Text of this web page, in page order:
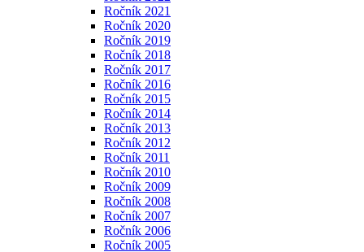
Ročník 2021
Ročník 2020
Ročník 2019
Ročník 2018
Ročník 2017
Ročník 2016
Ročník 2015
Ročník 2014
Ročník 2013
Ročník 2012
Ročník 2011
Ročník 2010
Ročník 2009
Ročník 2008
Ročník 2007
Ročník 2006
Ročník 2005